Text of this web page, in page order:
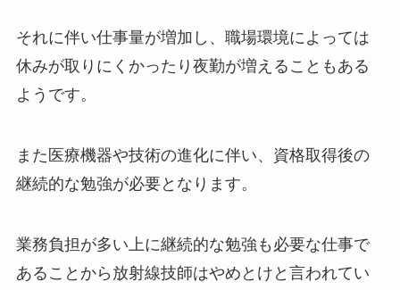
それに伴い仕事量が増加し、職場環境によっては
休みが取りにくかったり夜勤が増えることもある
ようです。
また医療機器や技術の進化に伴い、資格取得後の
継続的な勉強が必要となります。
業務負担が多い上に継続的な勉強も必要な仕事で
あることから放射線技師はやめとけと言われてい